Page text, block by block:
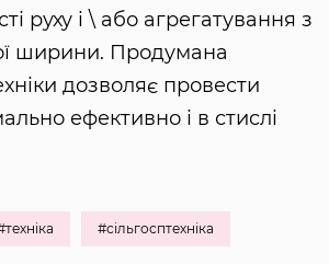
руху і \ або агрегатування з
ширини. Продумана
дозволяє провести
ефективно і в стислі
#сільгосптехніка